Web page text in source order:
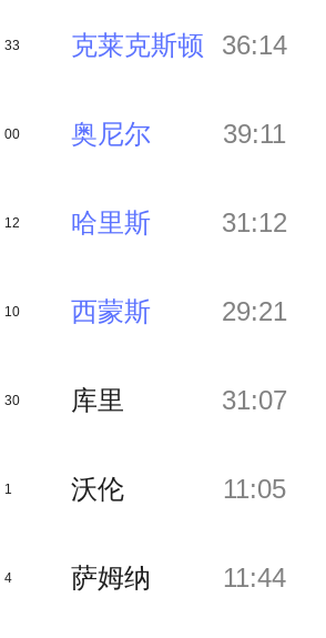
33 克莱克斯顿
00 奥尼尔
12 哈里斯
10 西蒙斯
30 库里
1 沃伦
4 萨姆纳
36:14
39:11
31:12
29:21
31:07
11:05
11:44